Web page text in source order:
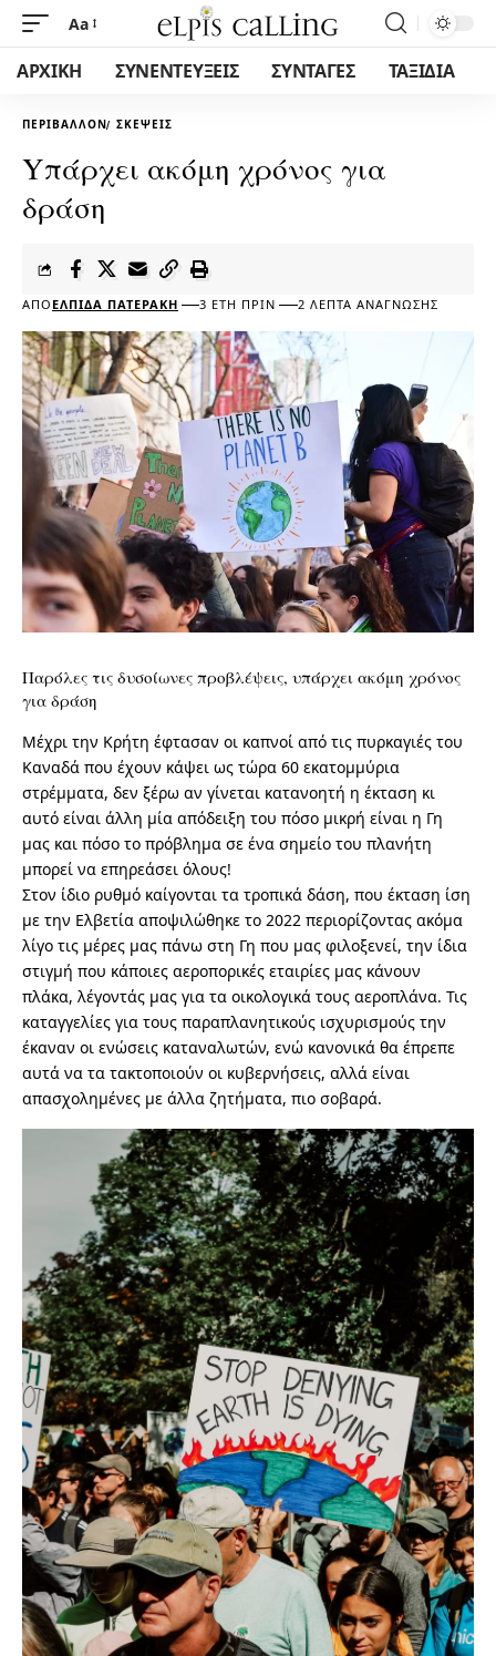
Aa
ΑΡΧΙΚΗ ΣΥΝΕΝΤΕΥΞΕΙΣ ΣΥΝΤΑΓΕΣ ΤΑΞΙΔΙΑ
ΠΕΡΙΒΆΛΛΟΝ ΣΚΈΨΕΙΣ
Yπάρχει ακόμη χρόνος για
δράση
ΑΠΌ ΕΛΠΊΔΑ ΠΑΤΕΡΆΚΗ 3 ΈΤΗ ΠΡΙΝ 2 ΛΕΠΤΆ ΑΝΆΓΝΩΣΗΣ
Παρόλες τις δυσοίωνες προβλέψεις, υπάρχει ακόμη χρόνος
για δράση
Μέχρι την Κρήτη έφτασαν οι καπνοί από τις πυρκαγιές του
Καναδά που έχουν κάψει ως τώρα 60 εκατομμύρια
στρέμματα, δεν ξέρω αν γίνεται κατανοητή η έκταση κι
αυτό είναι άλλη μία απόδειξη του πόσο μικρή είναι η Γη
μας και πόσο το πρόβλημα σε ένα σημείο του πλανήτη
μπορεί να επηρεάσει όλους!
Στον ίδιο ρυθμό καίγονται τα τροπικά δάση, που έκταση ίση
με την Ελβετία αποψιλώθηκε το 2022 περιορίζοντας ακόμα
λίγο τις μέρες μας πάνω στη Γη που μας φιλοξενεί, την ίδια
στιγμή που κάποιες αεροπορικές εταιρίες μας κάνουν
πλάκα, λέγοντάς μας για τα οικολογικά τους αεροπλάνα. Τις
καταγγελίες για τους παραπλανητικούς ισχυρισμούς την
έκαναν οι ενώσεις καταναλωτών, ενώ κανονικά θα έπρεπε
αυτά να τα τακτοποιούν οι κυβερνήσεις, αλλά είναι
απασχολημένες με άλλα ζητήματα, πιο σοβαρά.